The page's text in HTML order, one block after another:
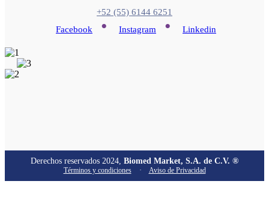
+52 (55) 6144 6251
Facebook
• Instagram • Linkedin
Derechos reservados 2024, Biomed Market, S.A. de C.V. ®
Términos y condiciones · Aviso de Privacidad